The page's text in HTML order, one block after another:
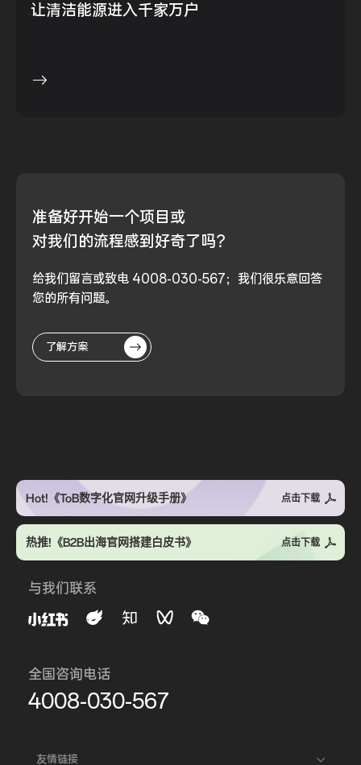
让清洁能源进入千家万户
准备好开始一个项目或
对我们的流程感到好奇了吗？
给我们留言或致电 4008-030-567；我们很乐意回答
您的所有问题。
了解方案
Hot!《ToB数字化官网升级手册》 点击下载
热推!《B2B出海官网搭建白皮书》 点击下载
与我们联系
全国咨询电话
4008-030-567
友情链接